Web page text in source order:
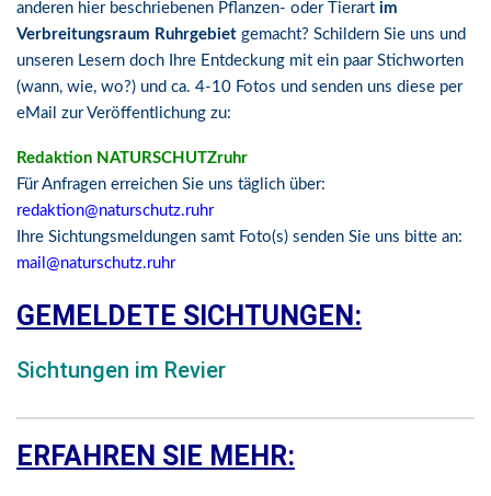
anderen hier beschriebenen Pflanzen- oder Tierart im
Verbreitungsraum Ruhrgebiet gemacht? Schildern Sie uns und
unseren Lesern doch Ihre Entdeckung mit ein paar Stichworten
(wann, wie, wo?) und ca. 4-10 Fotos und senden uns diese per
eMail zur Veröffentlichung zu:
Redaktion NATURSCHUTZruhr
Für Anfragen erreichen Sie uns täglich über:
redaktion@naturschutz.ruhr
Ihre Sichtungsmeldungen samt Foto(s) senden Sie uns bitte an:
mail@naturschutz.ruhr
GEMELDETE SICHTUNGEN:
Sichtungen im Revier
ERFAHREN SIE MEHR: